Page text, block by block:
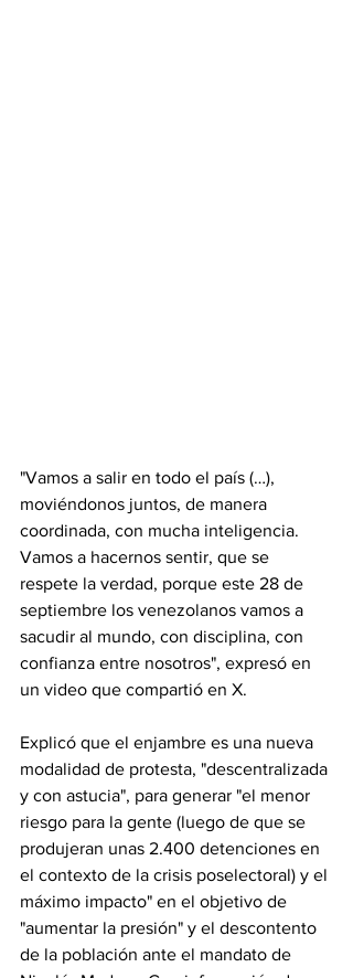
"Vamos a salir en todo el país (…),
moviéndonos juntos, de manera
coordinada, con mucha inteligencia.
Vamos a hacernos sentir, que se
respete la verdad, porque este 28 de
septiembre los venezolanos vamos a
sacudir al mundo, con disciplina, con
confianza entre nosotros", expresó en
un video que compartió en X.
Explicó que el enjambre es una nueva
modalidad de protesta, "descentralizada
y con astucia", para generar "el menor
riesgo para la gente (luego de que se
produjeran unas 2.400 detenciones en
el contexto de la crisis poselectoral) y el
máximo impacto" en el objetivo de
"aumentar la presión" y el descontento
de la población ante el mandato de